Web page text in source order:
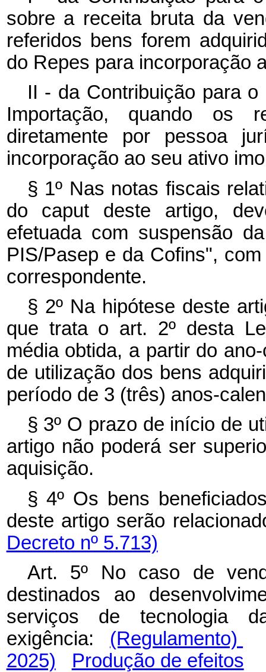
sobre a receita bruta da
referidos bens forem
do Repes para incorporação
II - da Contribuição para
Importação, quando os
diretamente por pessoa
incorporação ao seu ativo
§ 1º Nas notas fiscais
do caput deste artigo,
efetuada com suspensão
PIS/Pasep e da Cofins",
correspondente.
§ 2º Na hipótese deste
que trata o art. 2º desta
média obtida, a partir do
de utilização dos bens
período de 3 (três) anos-
§ 3º O prazo de início de
artigo não poderá ser
aquisição.
§ 4º Os bens
deste artigo serão
Decreto nº 5.713)
Art. 5º No caso de
destinados ao
serviços de tecnologia
exigência: (Regulamento)
2025)
Produção de efeitos